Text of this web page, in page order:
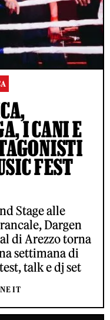
I CANI E
FEST
Stage alle
Dargen
di Arezzo torna
settimana di
talk e dj set
IT